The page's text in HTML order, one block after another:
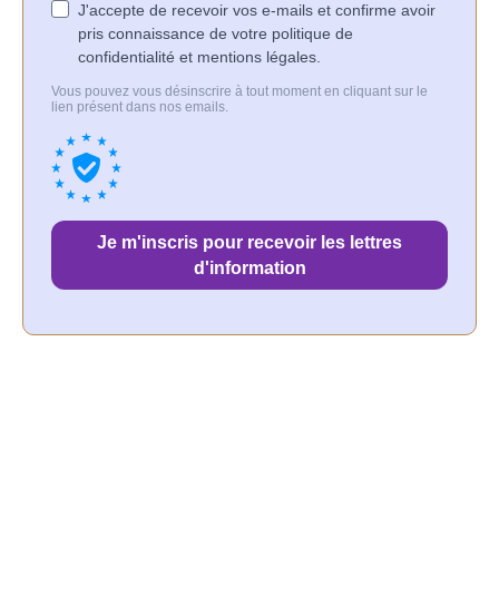
J'accepte de recevoir vos e-mails et confirme avoir
pris connaissance de votre politique de
confidentialité et mentions légales.
Vous pouvez vous désinscrire à tout moment en cliquant sur le
lien présent dans nos emails.
Je m'inscris pour recevoir les lettres
d'information